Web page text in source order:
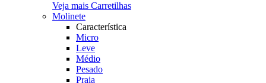
Veja mais Carretilhas
Molinete
Característica
Micro
Leve
Médio
Pesado
Praia